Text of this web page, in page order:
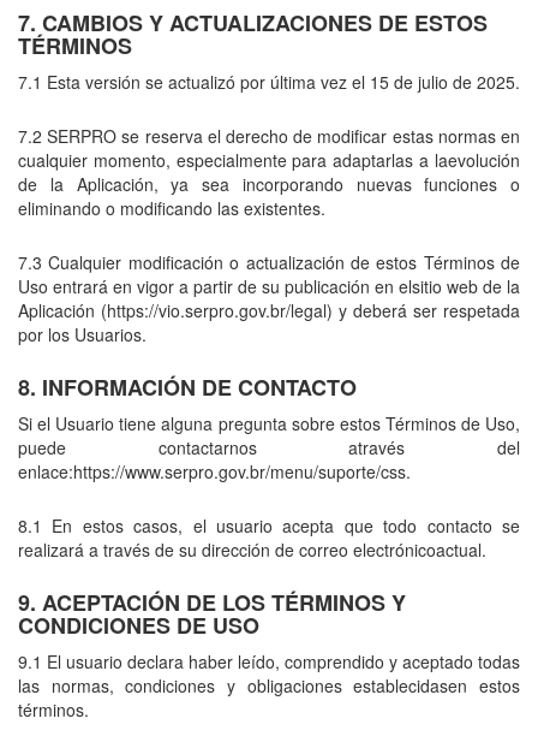
7. CAMBIOS Y ACTUALIZACIONES DE ESTOS
TÉRMINOS
7.1 Esta versión se actualizó por última vez el 15 de julio de 2025.
7.2 SERPRO se reserva el derecho de modificar estas normas en
cualquier momento, especialmente para adaptarlas a laevolución
de la Aplicación, ya sea incorporando nuevas funciones o
eliminando o modificando las existentes.
7.3 Cualquier modificación o actualización de estos Términos de
Uso entrará en vigor a partir de su publicación en elsitio web de la
Aplicación (https://vio.serpro.gov.br/legal) y deberá ser respetada
por los Usuarios.
8. INFORMACIÓN DE CONTACTO
Si el Usuario tiene alguna pregunta sobre estos Términos de Uso,
puede contactarnos através del
enlace:https://www.serpro.gov.br/menu/suporte/css.
8.1 En estos casos, el usuario acepta que todo contacto se
realizará a través de su dirección de correo electrónicoactual.
9. ACEPTACIÓN DE LOS TÉRMINOS Y
CONDICIONES DE USO
9.1 El usuario declara haber leído, comprendido y aceptado todas
las normas, condiciones y obligaciones establecidasen estos
términos.